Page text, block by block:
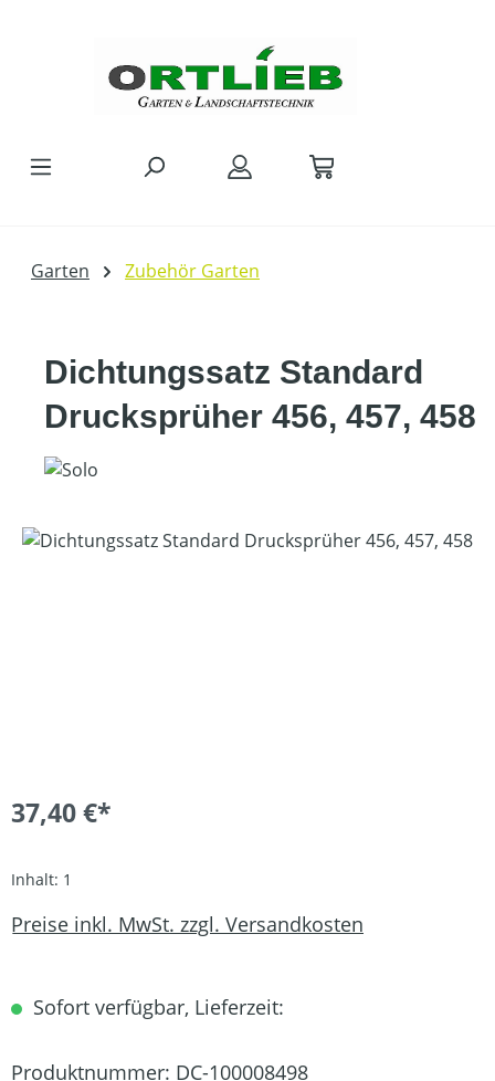
Garten Zubehör Garten
Dichtungssatz Standard
Drucksprüher 456, 457, 458
Bildergalerie überspringen
37,40 €*
Inhalt: 1
Preise inkl. MwSt. zzgl. Versandkosten
Sofort verfügbar, Lieferzeit:
Produktnummer: DC-100008498